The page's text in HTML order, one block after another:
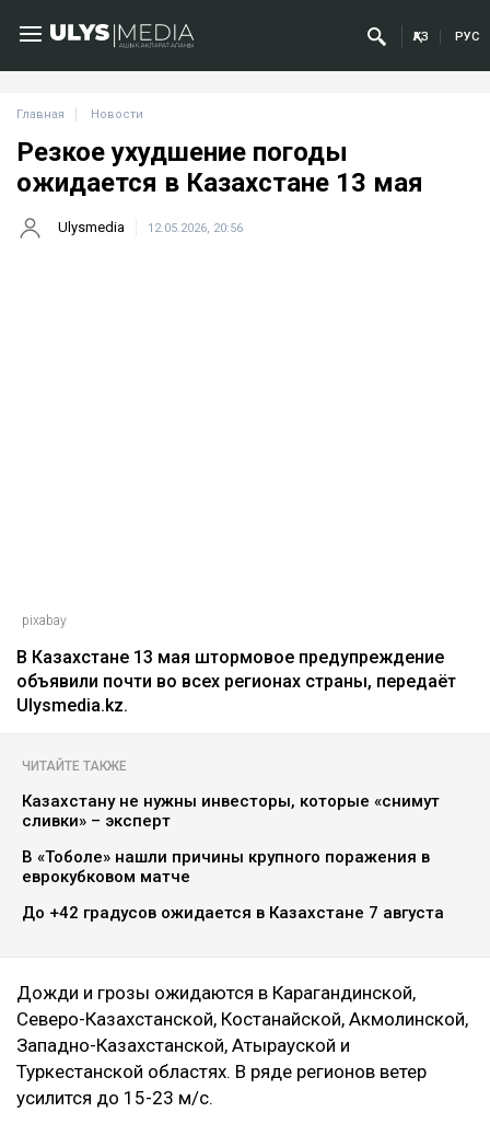
ҚАЗ РУС
Главная Новости
Резкое ухудшение погоды
ожидается в Казахстане 13 мая
Ulysmedia 12.05.2026, 20:56
pixabay
В Казахстане 13 мая штормовое предупреждение
объявили почти во всех регионах страны, передаёт
Ulysmedia.kz.
ЧИТАЙТЕ ТАКЖЕ
Казахстану не нужны инвесторы, которые «снимут
сливки» – эксперт
В «Тоболе» нашли причины крупного поражения в
еврокубковом матче
До +42 градусов ожидается в Казахстане 7 августа
Дожди и грозы ожидаются в Карагандинской,
Северо-Казахстанской, Костанайской, Акмолинской,
Западно-Казахстанской, Атырауской и
Туркестанской областях. В ряде регионов ветер
усилится до 15-23 м/с.